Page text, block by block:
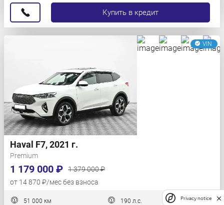
Купить в кредит
VIN
Haval F7, 2021 г.
Premium
1 179 000 ₽
1 379 000 ₽
от 14 870 ₽/мес без взноса
51 000 км 190 л.с. Privacy notice